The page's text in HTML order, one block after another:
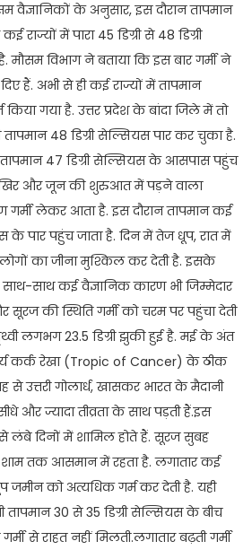
वैज्ञानिकों के अनुसार, इस दौरान तापमान
राज्यों में पारा 45 डिग्री से 48 डिग्री
विभाग ने बताया कि इस बार गर्मी ने
हैं. अभी से ही कई राज्यों में तापमान
गया है. उत्तर प्रदेश के बांदा जिले में तो
48 डिग्री सेल्सियस पार कर चुका है.
तापमान 47 डिग्री सेल्सियस के आसपास पहुंच
और जून की शुरुआत में पड़ने वाला
गर्मी लेकर आता है. इस दौरान तापमान कई
के पार पहुंच जाता है. दिन में तेज धूप, रात में
का जीना मुश्किल कर देती है. इसके
साथ कई वैज्ञानिक कारण भी जिम्मेदार
सूरज की स्थिति गर्मी को चरम पर पहुंचा देती
लगभग 23.5 डिग्री झुकी हुई है. मई के अंत
रेखा (Tropic of Cancer) के ठीक
उत्तरी गोलार्ध, खासकर भारत के मैदानी
और ज्यादा तीव्रता के साथ पड़ती हैं.इस
दिनों में शामिल होते हैं. सूरज सुबह
तक आसमान में रहता है. लगातार कई
को अत्यधिक गर्म कर देती है. यही
30 से 35 डिग्री सेल्सियस के बीच
से राहत नहीं मिलती.लगातार बढ़ती गर्मी